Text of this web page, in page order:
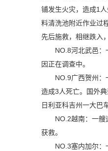
铺发生火灾，造成1
料清洗池附近作业过
先后施救，相继跌入
NO.8河北武邑
因正在调查中。
NO.9广西贺州
造成3人死亡。国外
日利亚科吉州一大巴
NO.2越南：一
获救。
NO.3塞内加尔